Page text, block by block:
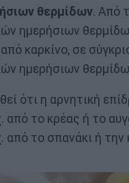
θερμίδων. Από
ημερήσιων
καρκίνο, σε
ημερήσιων
ότι η αρνητική
από το κρέας ή το
από το σπανάκι ή την